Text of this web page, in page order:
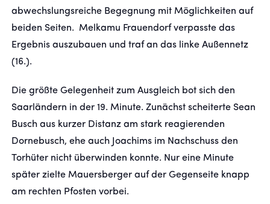
abwechslungsreiche Begegnung mit Möglichkeiten auf
beiden Seiten. Melkamu Frauendorf verpasste das
Ergebnis auszubauen und traf an das linke Außennetz
(16.).
Die größte Gelegenheit zum Ausgleich bot sich den
Saarländern in der 19. Minute. Zunächst scheiterte Sean
Busch aus kurzer Distanz am stark reagierenden
Dornebusch, ehe auch Joachims im Nachschuss den
Torhüter nicht überwinden konnte. Nur eine Minute
später zielte Mauersberger auf der Gegenseite knapp
am rechten Pfosten vorbei.